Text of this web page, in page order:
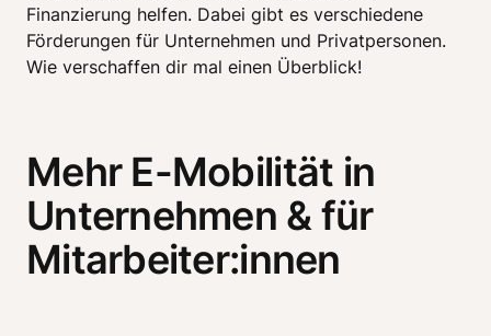
Finanzierung helfen. Dabei gibt es verschiedene
Förderungen für Unternehmen und Privatpersonen.
Wie verschaffen dir mal einen Überblick!
Mehr E-Mobilität in
Unternehmen & für
Mitarbeiter:innen